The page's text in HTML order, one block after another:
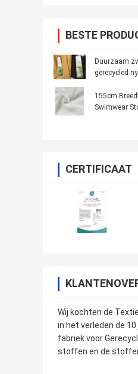
BESTE
Duurzaam
gerecycled
155cm
Swimwear
CERTIFICAAT
Wij kochten de
in het verleden de
fabriek voor
stoffen en de